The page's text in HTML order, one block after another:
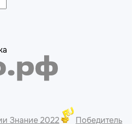
Знание 2022 Победитель